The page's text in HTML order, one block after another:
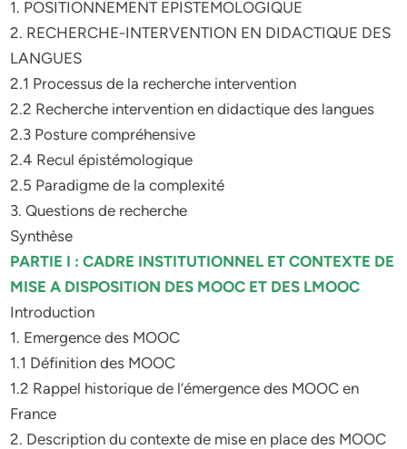
1. POSITIONNEMENT EPISTEMOLOGIQUE
2. RECHERCHE-INTERVENTION EN DIDACTIQUE DES
LANGUES
2.1 Processus de la recherche intervention
2.2 Recherche intervention en didactique des langues
2.3 Posture compréhensive
2.4 Recul épistémologique
2.5 Paradigme de la complexité
3. Questions de recherche
Synthèse
PARTIE I : CADRE INSTITUTIONNEL ET CONTEXTE DE
MISE A DISPOSITION DES MOOC ET DES LMOOC
Introduction
1. Emergence des MOOC
1.1 Définition des MOOC
1.2 Rappel historique de l’émergence des MOOC en
France
2. Description du contexte de mise en place des MOOC